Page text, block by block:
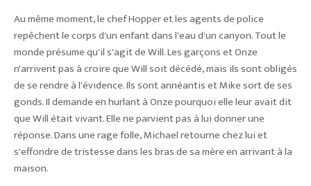
Au même moment, le chef Hopper et les agents de police
repêchent le corps d'un enfant dans l'eau d'un canyon. Tout le
monde présume qu'il s'agit de Will. Les garçons et Onze
n'arrivent pas à croire que Will soit décédé, mais ils sont obligés
de se rendre à l'évidence. Ils sont annéantis et Mike sort de ses
gonds. Il demande en hurlant à Onze pourquoi elle leur avait dit
que Will était vivant. Elle ne parvient pas à lui donner une
réponse. Dans une rage folle, Michael retourne chez lui et
s'effondre de tristesse dans les bras de sa mère en arrivant à la
maison.